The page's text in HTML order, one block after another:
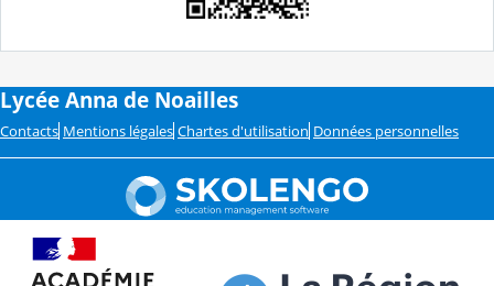
Lycée Anna de Noailles
Contacts Mentions légales Chartes d'utilisation Données personnelles